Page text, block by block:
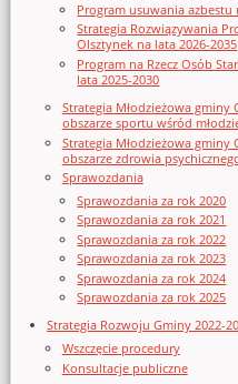
Program usuwania azbestu
Strategia Rozwiązywania
Olsztynek na lata 2026-2035
Program na Rzecz Osób
lata 2025-2030
Strategia Młodzieżowa gminy
obszarze sportu wśród
Strategia Młodzieżowa gminy
obszarze zdrowia
Sprawozdania
Sprawozdania za rok 2020
Sprawozdania za rok 2021
Sprawozdania za rok 2022
Sprawozdania za rok 2023
Sprawozdania za rok 2024
Sprawozdania za rok 2025
Strategia Rozwoju Gminy 2022-
Wszczęcie procedury
Konsultacje publiczne